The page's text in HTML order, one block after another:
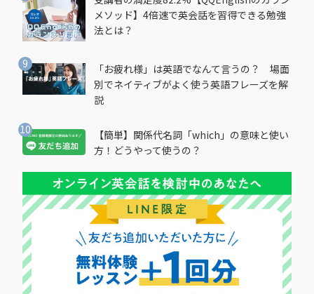
メソッド】4倍速で英会話を習得できる勉強
法とは？
「お疲れ様」は英語でなんて言うの？ 場面
別でネイティブがよく使う英語フレーズを解
説
【簡単】関係代名詞「which」の意味と使い
方！どうやって使うの？